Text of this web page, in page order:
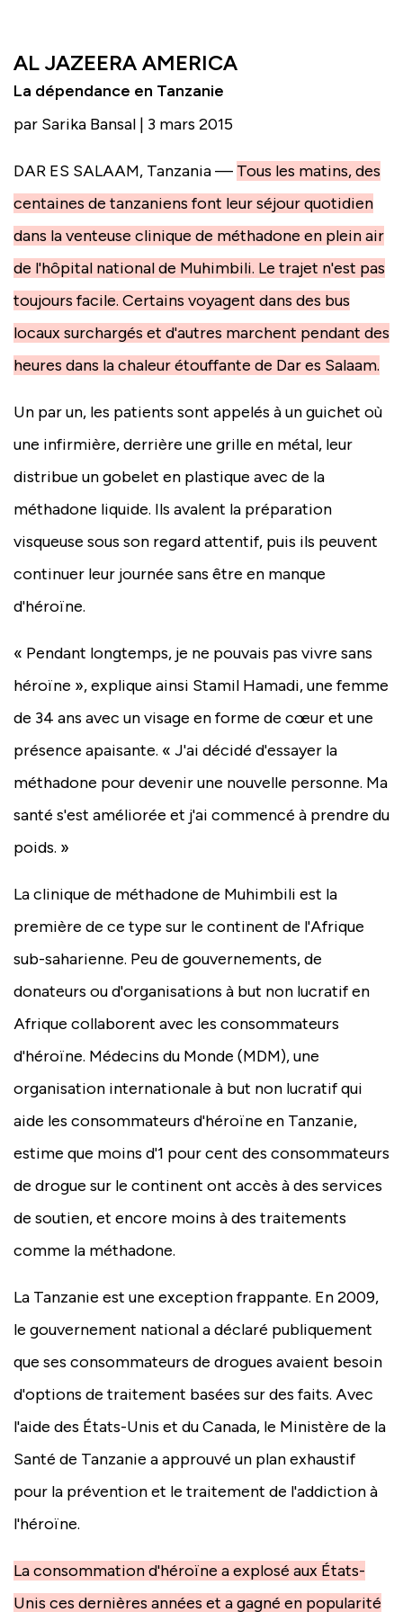
AL JAZEERA AMERICA
La dépendance en Tanzanie
par Sarika Bansal | 3 mars 2015
DAR ES SALAAM, Tanzania — Tous les matins, des
centaines de tanzaniens font leur séjour quotidien
dans la venteuse clinique de méthadone en plein air
de l'hôpital national de Muhimbili. Le trajet n'est pas
toujours facile. Certains voyagent dans des bus
locaux surchargés et d'autres marchent pendant des
heures dans la chaleur étouffante de Dar es Salaam.
Un par un, les patients sont appelés à un guichet où
une infirmière, derrière une grille en métal, leur
distribue un gobelet en plastique avec de la
méthadone liquide. Ils avalent la préparation
visqueuse sous son regard attentif, puis ils peuvent
continuer leur journée sans être en manque
d'héroïne.
« Pendant longtemps, je ne pouvais pas vivre sans
héroïne », explique ainsi Stamil Hamadi, une femme
de 34 ans avec un visage en forme de cœur et une
présence apaisante. « J'ai décidé d'essayer la
méthadone pour devenir une nouvelle personne. Ma
santé s'est améliorée et j'ai commencé à prendre du
poids. »
La clinique de méthadone de Muhimbili est la
première de ce type sur le continent de l'Afrique
sub-saharienne. Peu de gouvernements, de
donateurs ou d'organisations à but non lucratif en
Afrique collaborent avec les consommateurs
d'héroïne. Médecins du Monde (MDM), une
organisation internationale à but non lucratif qui
aide les consommateurs d'héroïne en Tanzanie,
estime que moins d'1 pour cent des consommateurs
de drogue sur le continent ont accès à des services
de soutien, et encore moins à des traitements
comme la méthadone.
La Tanzanie est une exception frappante. En 2009,
le gouvernement national a déclaré publiquement
que ses consommateurs de drogues avaient besoin
d'options de traitement basées sur des faits. Avec
l'aide des États-Unis et du Canada, le Ministère de la
Santé de Tanzanie a approuvé un plan exhaustif
pour la prévention et le traitement de l'addiction à
l'héroïne.
La consommation d'héroïne a explosé aux États-
Unis ces dernières années et a gagné en popularité